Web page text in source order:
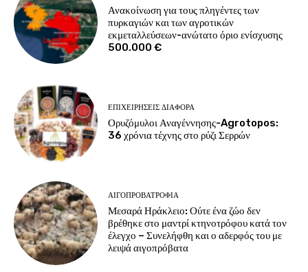
Ανακοίνωση για τους πληγέντες των
πυρκαγιών και των αγροτικών
εκμεταλλεύσεων-ανώτατο όριο ενίσχυσης
500.000 €
ΕΠΙΧΕΙΡΉΣΕΙΣ ΔΙΆΦΟΡΑ
Ορυζόμυλοι Αναγέννησης-Agrotopos:
36 χρόνια τέχνης στο ρύζι Σερρών
ΑΙΓΟΠΡΟΒΑΤΡΟΦΊΑ
Μεσαρά Ηράκλειο: Ούτε ένα ζώο δεν
βρέθηκε στο μαντρί κτηνοτρόφου κατά τον
έλεγχο – Συνελήφθη και ο αδερφός του με
λειψά αιγοπρόβατα